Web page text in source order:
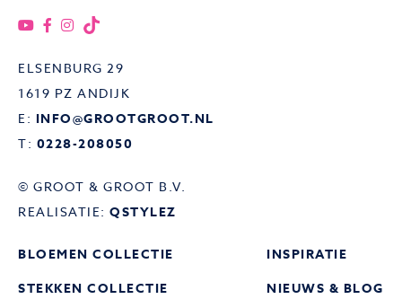
ELSENBURG 29
1619 PZ ANDIJK
E: INFO@GROOTGROOT.NL
T: 0228-208050
© GROOT & GROOT B.V.
REALISATIE: QSTYLEZ
BLOEMEN COLLECTIE
STEKKEN COLLECTIE
INSPIRATIE
NIEUWS & BLOG